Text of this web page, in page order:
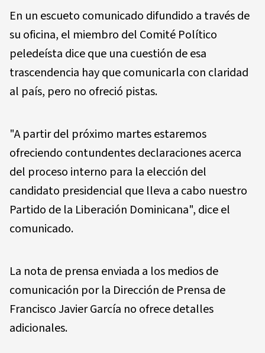
En un escueto comunicado difundido a través de
su oficina, el miembro del Comité Político
peledeísta dice que una cuestión de esa
trascendencia hay que comunicarla con claridad
al país, pero no ofreció pistas.
"A partir del próximo martes estaremos
ofreciendo contundentes declaraciones acerca
del proceso interno para la elección del
candidato presidencial que lleva a cabo nuestro
Partido de la Liberación Dominicana", dice el
comunicado.
La nota de prensa enviada a los medios de
comunicación por la Dirección de Prensa de
Francisco Javier García no ofrece detalles
adicionales.